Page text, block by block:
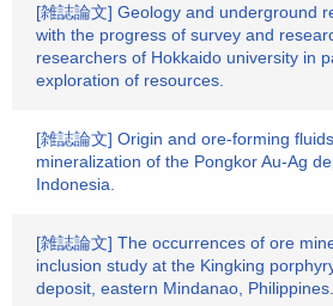
[雑誌論文] Geology and underground
with the progress of survey and
researchers of Hokkaido university in
exploration of resources.
[雑誌論文] Origin and ore-forming
mineralization of the Pongkor Au-Ag
Indonesia.
[雑誌論文] The occurrences of ore
inclusion study at the Kingking
deposit, eastern Mindanao, Philippines.